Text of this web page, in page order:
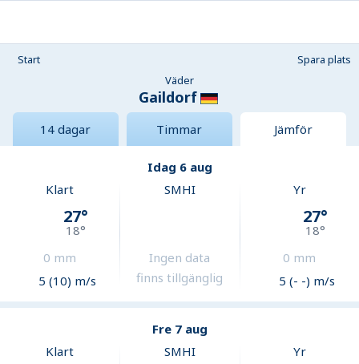
Start
Spara plats
Väder
Gaildorf
14 dagar Timmar Jämför
Idag 6 aug
Klart
27°
18°
0 mm
5 (10) m/s
SMHI
Ingen data
finns tillgänglig
Yr
27°
18°
0 mm
5 (- -) m/s
Fre 7 aug
Klart
SMHI Yr